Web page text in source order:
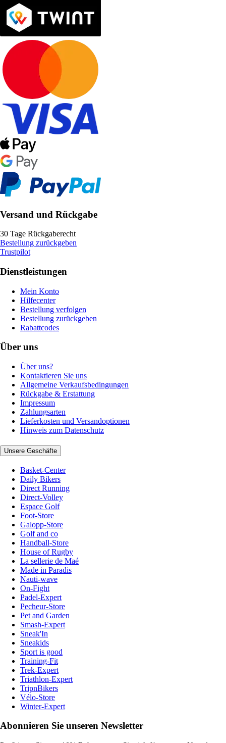
Versand und Rückgabe
30 Tage Rückgaberecht
Bestellung zurückgeben
Trustpilot
Dienstleistungen
Mein Konto
Hilfecenter
Bestellung verfolgen
Bestellung zurückgeben
Rabattcodes
Über uns
Über uns?
Kontaktieren Sie uns
Allgemeine Verkaufsbedingungen
Rückgabe & Erstattung
Impressum
Zahlungsarten
Lieferkosten und Versandoptionen
Hinweis zum Datenschutz
Unsere Geschäfte
Basket-Center
Daily Bikers
Direct Running
Direct-Volley
Espace Golf
Foot-Store
Galopp-Store
Golf and co
Handball-Store
House of Rugby
La sellerie de Maé
Made in Paradis
Nauti-wave
On-Fight
Padel-Expert
Pecheur-Store
Pet and Garden
Smash-Expert
Sneak'In
Sneakids
Sport is good
Training-Fit
Trek-Expert
Triathlon-Expert
TripnBikers
Vélo-Store
Winter-Expert
Abonnieren Sie unseren Newsletter